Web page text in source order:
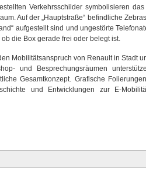
Verkehrsschilder symbolisieren
Auf der „Hauptstraße“ befindliche
aufgestellt sind und ungestörte
die Box gerade frei oder belegt ist.
Mobilitätsanspruch von Renault in Stadt
und Besprechungsräumen
Gesamtkonzept. Grafische
und Entwicklungen zur E-